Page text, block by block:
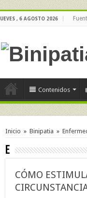
JUEVES , 6 AGOSTO 2026
Contenidos
Inicio » Binipatia »
E
CÓMO